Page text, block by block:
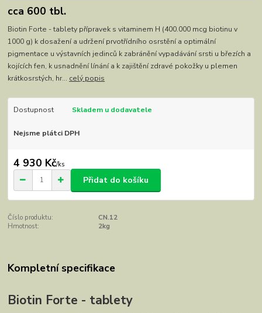
cca 600 tbl.
Biotin Forte - tablety přípravek s vitaminem H (400.000 mcg biotinu v
1000 g) k dosažení a udržení prvotřídního osrstění a optimální
pigmentace u výstavních jedinců k zabránění vypadávání srsti u březích a
kojících fen, k usnadnění línání a k zajištění zdravé pokožky u plemen
krátkosrstých, hr... celý popis
Dostupnost Skladem u dodavatele
Nejsme plátci DPH
4 930 Kč/ks
Přidat do košíku
Číslo produktu:
CN.12
Hmotnost:
2kg
Kompletní specifikace
Biotin Forte - tablety